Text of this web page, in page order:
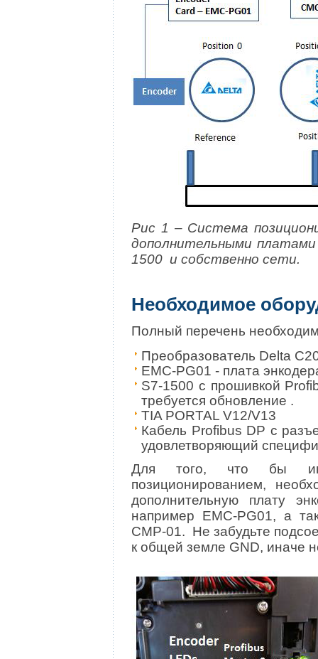
Рис 1 – Система
дополнительными
1500 и собственно сети.
Необходимое
Полный перечень
Преобразователь Delta
EMC-PG01 - плата
S7-1500 с прошивкой
требуется обновление .
TIA PORTAL V12/V13
Кабель Profibus DP с
удовлетворяющий
Для того, что бы
позиционированием,
дополнительную плату
например EMC-PG01, а
CMP-01. Не забудьте
к общей земле GND, иначе